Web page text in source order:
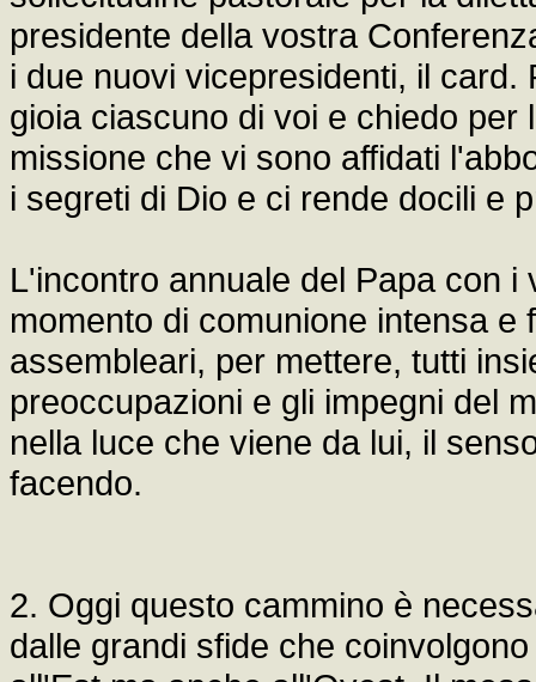
presidente della vostra
i due nuovi vicepresidenti, il
gioia ciascuno di voi e chiedo
missione che vi sono affidati
i segreti di Dio e ci rende docili e
L'incontro annuale del Papa con
momento di comunione intensa
assembleari, per mettere, tutti
preoccupazioni e gli impegni del
nella luce che viene da lui, il
facendo.
2. Oggi questo cammino è
dalle grandi sfide che